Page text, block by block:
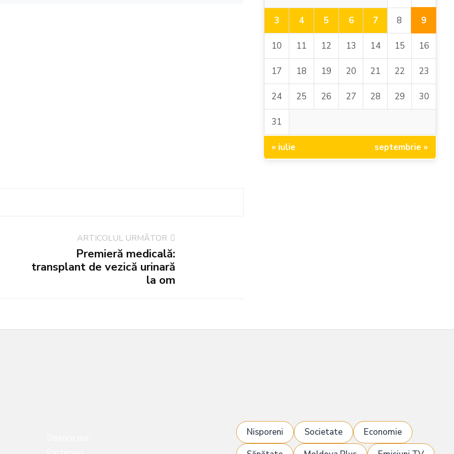
ARTICOLUL URMĂTOR
Premieră medicală:
transplant de vezică urinară
la om
3 4 5 6 7 8 9
10 11 12 13 14 15 16
17 18 19 20 21 22 23
24 25 26 27 28 29 30
31
« iulie septembrie »
Nisporeni Societate
Economie